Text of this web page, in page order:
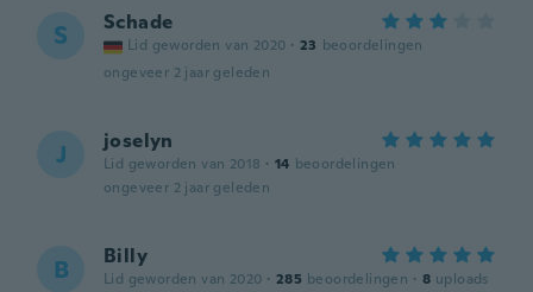
S Schade
Lid geworden van 2020 · 23 beoordelingen
ongeveer 2 jaar geleden
J joselyn
Lid geworden van 2018 · 14 beoordelingen
ongeveer 2 jaar geleden
B Billy
Lid geworden van 2020 · 285 beoordelingen · 8 uploads